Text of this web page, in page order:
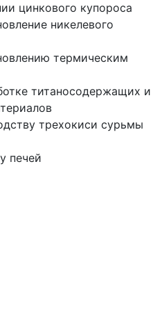
цинкового купороса
никелевого
термическим
титаносодержащих и
трехокиси сурьмы
печей